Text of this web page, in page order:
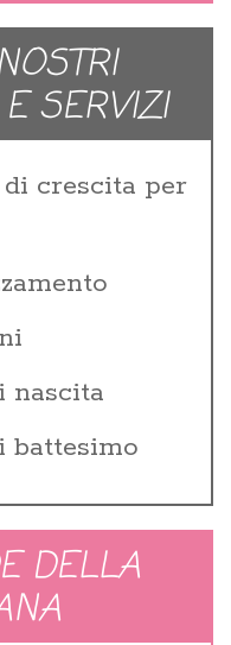
SERVIZI
crescita per
nascita
battesimo
DELLA